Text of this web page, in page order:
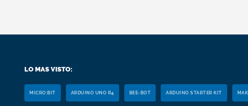
LO MAS VISTO:
MICRO:BIT ARDUINO UNO R4 BEE-BOT ARDUINO STARTER KIT